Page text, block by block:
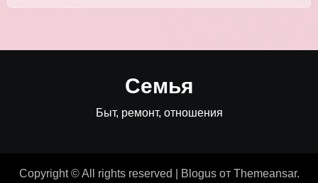
Семья
Быт, ремонт, отношения
Copyright © All rights reserved Blogusот Themeansar.